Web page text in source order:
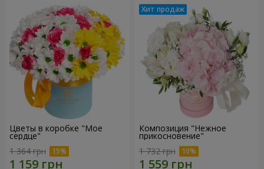
Цветы в коробке "Мое
сердце"
1 364 грн
Композиция "Нежное
прикосновение"
1 732 грн